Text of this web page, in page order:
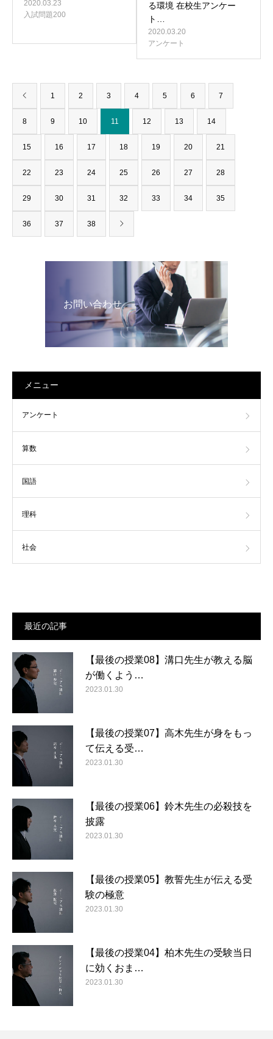
2020.03.23
入試問題200
る環境 在校生アンケー
ト…
2020.03.20
アンケート
1 2 3 4 5 6 7
8 9 10 11 12 13 14
15 16 17 18 19 20 21
22 23 24 25 26 27 28
29 30 31 32 33 34 35
36 37 38
お問い合わせ
メニュー
アンケート
算数
国語
理科
社会
最近の記事
【最後の授業08】溝口先生が教える脳
が働くよう…
2023.01.30
【最後の授業07】高木先生が身をもっ
て伝える受…
2023.01.30
【最後の授業06】鈴木先生の必殺技を
披露
2023.01.30
【最後の授業05】教誓先生が伝える受
験の極意
2023.01.30
【最後の授業04】柏木先生の受験当日
に効くおま…
2023.01.30